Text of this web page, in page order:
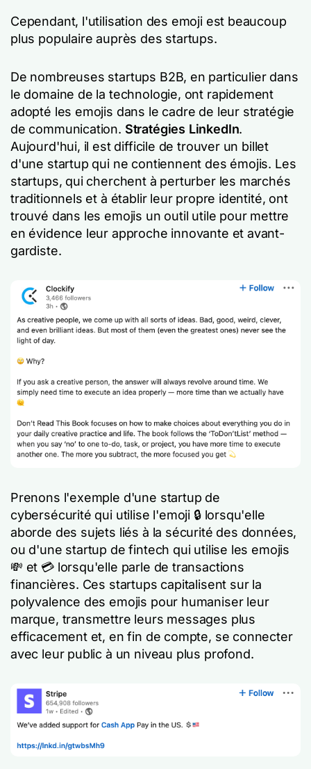
Cependant, l'utilisation des emoji est beaucoup
plus populaire auprès des startups.
De nombreuses startups B2B, en particulier dans
le domaine de la technologie, ont rapidement
adopté les emojis dans le cadre de leur stratégie
de communication. Stratégies LinkedIn.
Aujourd'hui, il est difficile de trouver un billet
d'une startup qui ne contiennent des émojis. Les
startups, qui cherchent à perturber les marchés
traditionnels et à établir leur propre identité, ont
trouvé dans les emojis un outil utile pour mettre
en évidence leur approche innovante et avant-
gardiste.
Prenons l'exemple d'une startup de
cybersécurité qui utilise l'emoji 🔒 lorsqu'elle
aborde des sujets liés à la sécurité des données,
ou d'une startup de fintech qui utilise les emojis
💸 et 💳 lorsqu'elle parle de transactions
financières. Ces startups capitalisent sur la
polyvalence des emojis pour humaniser leur
marque, transmettre leurs messages plus
efficacement et, en fin de compte, se connecter
avec leur public à un niveau plus profond.